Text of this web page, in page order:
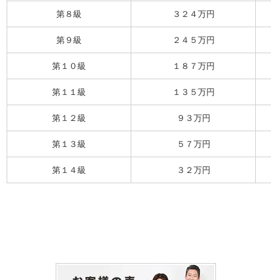
第８級 ３２４万円
第９級 ２４５万円
第１０級 １８７万円
第１１級 １３５万円
第１２級 ９３万円
第１３級 ５７万円
第１４級 ３２万円